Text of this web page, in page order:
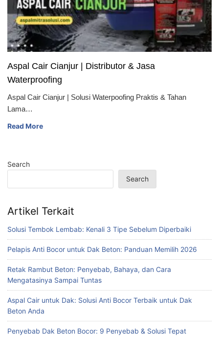
Aspal Cair Cianjur | Distributor & Jasa
Waterproofing
Aspal Cair Cianjur | Solusi Waterpoofing Praktis & Tahan
Lama…
Read More
Search
Search
Artikel Terkait
Solusi Tembok Lembab: Kenali 3 Tipe Sebelum Diperbaiki
Pelapis Anti Bocor untuk Dak Beton: Panduan Memilih 2026
Retak Rambut Beton: Penyebab, Bahaya, dan Cara
Mengatasinya Sampai Tuntas
Aspal Cair untuk Dak: Solusi Anti Bocor Terbaik untuk Dak
Beton Anda
Penyebab Dak Beton Bocor: 9 Penyebab & Solusi Tepat